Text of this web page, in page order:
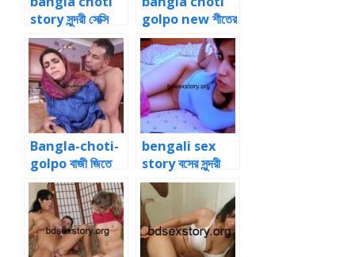
story সুন্দরী সেক্সি
বউয়ের সাথে অদল বদল
করে বন্ধুর বউকে নিয়ে
গ্রুপ সেক্স
golpo new শীতের
রাতে সুমাইয়া কে ডগি
স্টাইলে গুদ মারতে শুরু
করলাম
Bangla-choti-
golpo বাজী জিতে
জোর করে বন্ধুর বউ এর
পাছা চুদলাম
bengali sex
story বসের সুন্দরী
মডেল বউকে একা পেয়ে
জোর করে চুদলাম